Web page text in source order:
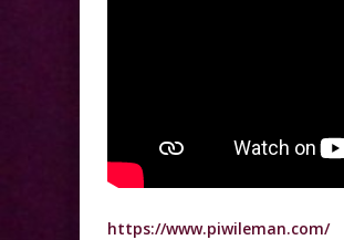
https://www.piwileman.com/